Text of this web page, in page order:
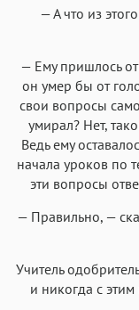
— А что из
— Ему пришлось
он умер бы от
свои вопросы
умирал? Нет,
Ведь ему
начала уроков по
эти вопросы
— Правильно, —
Учитель
и никогда с